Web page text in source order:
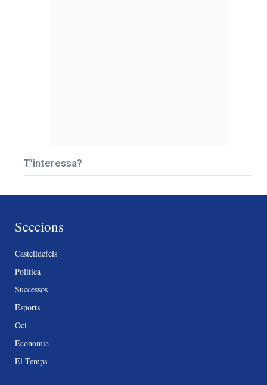
T’interessa?
Seccions
Castelldefels
Política
Successos
Esports
Oci
Economia
El Temps